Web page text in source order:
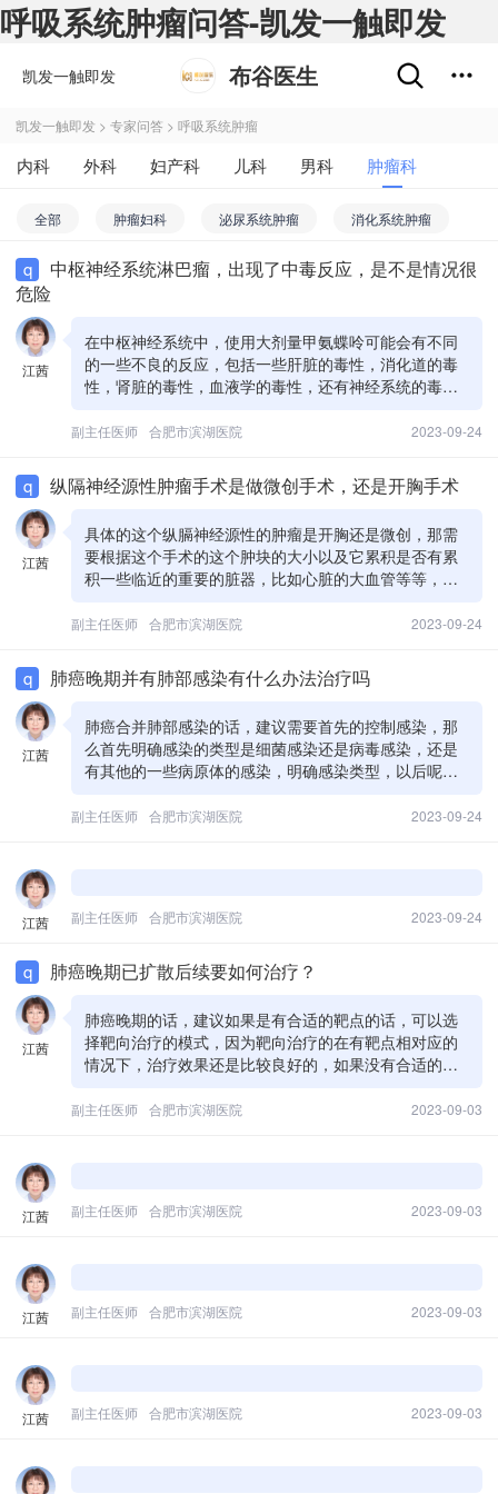
呼吸系统肿瘤问答-凯发一触即发
凯发一触即发 布谷医生
凯发一触即发 > 专家问答 > 呼吸系统肿瘤
内科 外科 妇产科 儿科 男科
肿瘤科
不孕不育
五官科 精神心理科
皮肤性病科
中医科
全部 肿瘤妇科 泌尿系统肿瘤 消化系统肿瘤
免疫系统肿瘤 骨科肿瘤 颅脑肿瘤 皮肤肿瘤
呼吸系统肿瘤
肿瘤外科
q
中枢神经系统淋巴瘤，出现了中毒反应，是不是情况很
危险
江茜
在中枢神经系统中，使用大剂量甲氨蝶呤可能会有不同
的一些不良的反应，包括一些肝脏的毒性，消化道的毒
性，肾脏的毒性，血液学的毒性，还有神经系统的毒性
个比较严重的不良反应，要及时的进行停药以及对他一
副主任医师 合肥市滨湖医院 2023-09-24
q 纵隔神经源性肿瘤手术是做微创手术，还是开胸手术
江茜
具体的这个纵膈神经源性的肿瘤是开胸还是微创，那需
要根据这个手术的这个肿块的大小以及它累积是否有累
积一些临近的重要的脏器，比如心脏的大血管等等，那
副主任医师 合肥市滨湖医院 2023-09-24
q 肺癌晚期并有肺部感染有什么办法治疗吗
江茜
肺癌合并肺部感染的话，建议需要首先的控制感染，那
么首先明确感染的类型是细菌感染还是病毒感染，还是
有其他的一些病原体的感染，明确感染类型，以后呢，
话，需要选择抗生素来进行治疗。
副主任医师 合肥市滨湖医院 2023-09-24
江茜 副主任医师 合肥市滨湖医院 2023-09-24
q 肺癌晚期已扩散后续要如何治疗？
江茜
肺癌晚期的话，建议如果是有合适的靶点的话，可以选
择靶向治疗的模式，因为靶向治疗的在有靶点相对应的
情况下，治疗效果还是比较良好的，如果没有合适的靶
来进一步治疗。
副主任医师 合肥市滨湖医院 2023-09-03
江茜 副主任医师 合肥市滨湖医院 2023-09-03
江茜 副主任医师 合肥市滨湖医院 2023-09-03
江茜 副主任医师 合肥市滨湖医院 2023-09-03